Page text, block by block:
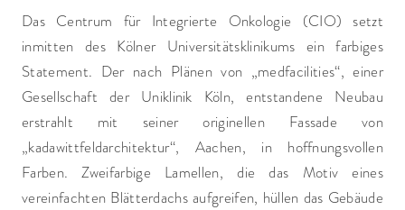
Das Centrum für Integrierte Onkologie (CIO) setzt
inmitten des Kölner Universitätsklinikums ein farbiges
Statement. Der nach Plänen von „medfacilities“, einer
Gesellschaft der Uniklinik Köln, entstandene Neubau
erstrahlt mit seiner originellen Fassade von
„kadawittfeldarchitektur“, Aachen, in hoffnungsvollen
Farben. Zweifarbige Lamellen, die das Motiv eines
vereinfachten Blätterdachs aufgreifen, hüllen das Gebäude